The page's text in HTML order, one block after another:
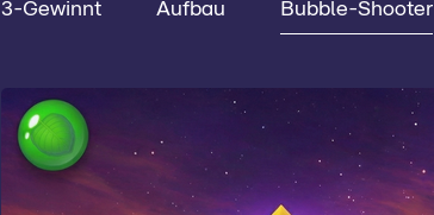
3-Gewinnt Aufbau Bubble-Shooter